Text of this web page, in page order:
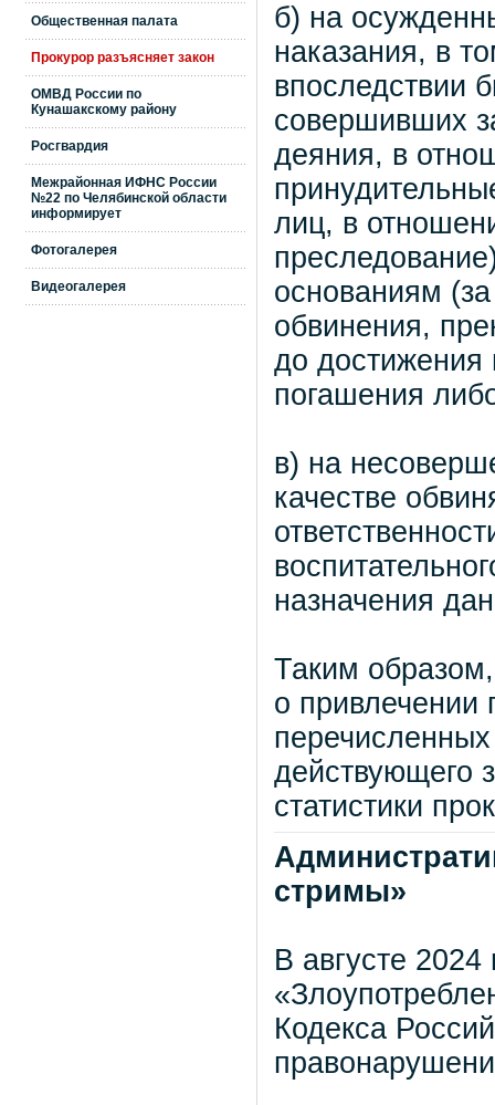
Общественная палата
Прокурор разъясняет закон
ОМВД России по
Кунашакскому району
Росгвардия
Межрайонная ИФНС России
№22 по Челябинской области
информирует
Фотогалерея
Видеогалерея
б) на
наказания, в
впоследствии
совершивших
деяния, в
лиц, в
основаниям
обвинения,
до достижения
погашения
в) на
качестве
назначения
Таким
о привлечении
перечисленных
действующего
статистики
стримы»
В августе
Кодекса